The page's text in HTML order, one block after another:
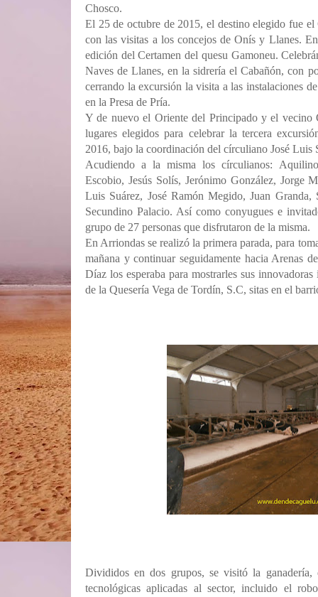
Chosco.
El 25 de octubre de 2015, el destino elegido fue
con las visitas a los concejos de Onís y Llanes.
edición del Certamen del quesu Gamoneu.
Naves de Llanes, en la sidrería el Cabañón, con
cerrando la excursión la visita a las instalaciones
en la Presa de Pría.
Y de nuevo el Oriente del Principado y el vecino
lugares elegidos para celebrar la tercera
2016, bajo la coordinación del círculiano José Luis
Acudiendo a la misma los círculianos:
Escobio, Jesús Solís, Jerónimo González, Jorge
Luis Suárez, José Ramón Megido, Juan
Secundino Palacio. Así como conyugues e
grupo de 27 personas que disfrutaron de la misma.
En Arriondas se realizó la primera parada, para
mañana y continuar seguidamente hacia Arenas
Díaz los esperaba para mostrarles sus innovadoras
de la Quesería Vega de Tordín, S.C, sitas en el
Divididos en dos grupos, se visitó la ganadería,
tecnológicas aplicadas al sector, incluido el